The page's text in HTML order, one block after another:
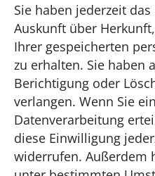
Sie haben jederzeit
Auskunft über
Ihrer gespeicherten
zu erhalten. Sie haben
Berichtigung oder
verlangen. Wenn Sie
Datenverarbeitung
diese Einwilligung
widerrufen. Außerdem